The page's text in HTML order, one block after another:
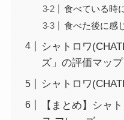
食べている時
食べた後に感
シャトロワ
ズ」の評価マップ
シャトロワ
【まとめ】シャ